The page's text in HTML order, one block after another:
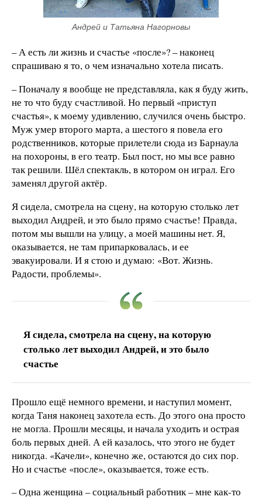
Андрей и Татьяна Нагорновы
– А есть ли жизнь и счастье «после»? – наконец
спрашиваю я то, о чем изначально хотела писать.
– Поначалу я вообще не представляла, как я буду жить,
не то что буду счастливой. Но первый «приступ
счастья», к моему удивлению, случился очень быстро.
Муж умер второго марта, а шестого я повела его
родственников, которые прилетели сюда из Барнаула
на похороны, в его театр. Был пост, но мы все равно
так решили. Шёл спектакль, в котором он играл. Его
заменял другой актёр.
Я сидела, смотрела на сцену, на которую столько лет
выходил Андрей, и это было прямо счастье! Правда,
потом мы вышли на улицу, а моей машины нет. Я,
оказывается, не там припарковалась, и ее
эвакуировали. И я стою и думаю: «Вот. Жизнь.
Радости, проблемы».
Я сидела, смотрела на сцену, на которую
столько лет выходил Андрей, и это было
счастье
Прошло ещё немного времени, и наступил момент,
когда Таня наконец захотела есть. До этого она просто
не могла. Прошли месяцы, и начала уходить и острая
боль первых дней. А ей казалось, что этого не будет
никогда. «Качели», конечно же, остаются до сих пор.
Но и счастье «после», оказывается, тоже есть.
– Одна женщина – социальный работник – мне как-то